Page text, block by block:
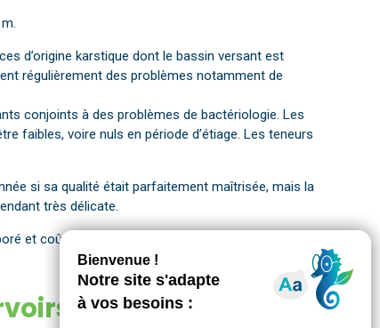
m.
d’origine karstique dont le bassin versant est
régulièrement des problèmes notamment de
conjoints à des problèmes de bactériologie. Les
faibles, voire nuls en période d’étiage. Les teneurs
si sa qualité était parfaitement maîtrisée, mais la
très délicate.
et coûteux.